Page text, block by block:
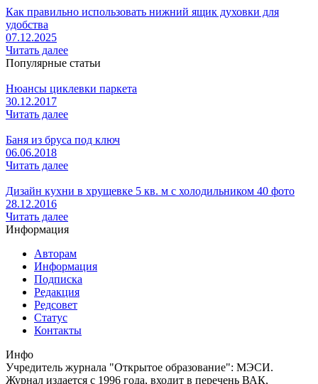
Как правильно использовать нижний ящик духовки для
удобства
07.12.2025
Читать далее
Популярные статьи
Нюансы циклевки паркета
30.12.2017
Читать далее
Баня из бруса под ключ
06.06.2018
Читать далее
Дизайн кухни в хрущевке 5 кв. м с холодильником 40 фото
28.12.2016
Читать далее
Информация
Авторам
Информация
Подписка
Редакция
Редсовет
Статус
Контакты
Инфо
Учредитель журнала "Открытое образование": МЭСИ.
Журнал издается с 1996 года, входит в перечень ВАК,